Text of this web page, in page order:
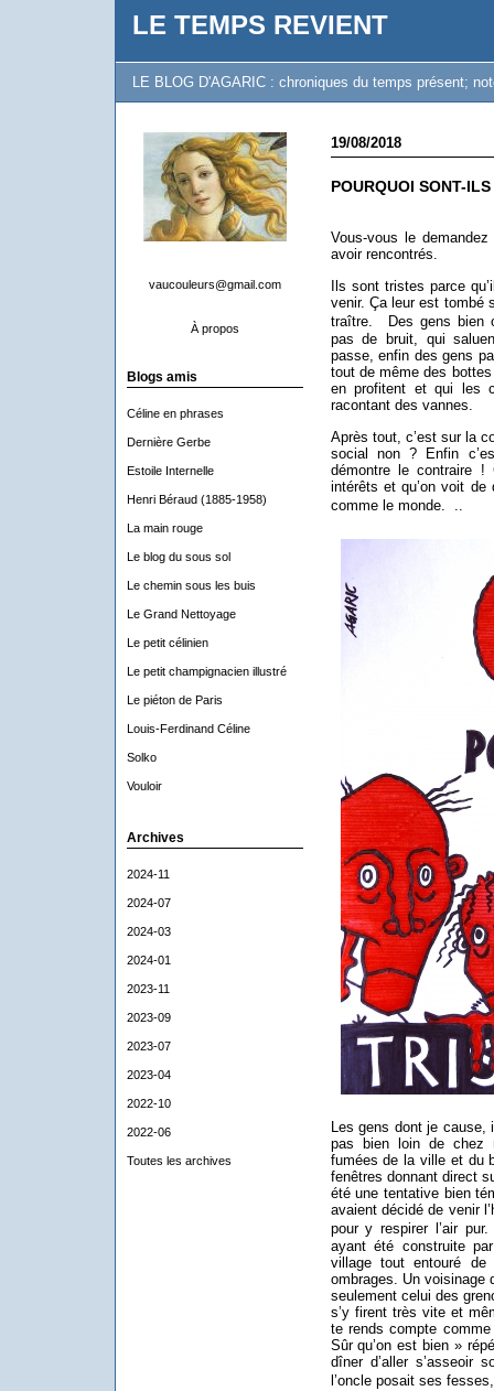
LE TEMPS REVIENT
LE BLOG D'AGARIC : chroniques du temps présent;
vaucouleurs@gmail.com
À propos
Blogs amis
Céline en phrases
Dernière Gerbe
Estoile Internelle
Henri Béraud (1885-1958)
La main rouge
Le blog du sous sol
Le chemin sous les buis
Le Grand Nettoyage
Le petit célinien
Le petit champignacien illustré
Le piéton de Paris
Louis-Ferdinand Céline
Solko
Vouloir
Archives
2024-11
2024-07
2024-03
2024-01
2023-11
2023-09
2023-07
2023-04
2022-10
2022-06
Toutes les archives
19/08/2018
POURQUOI SONT-
Vous-vous le
avoir rencontrés.
Ils sont tristes parce
venir. Ça leur est tombé
traître. Des gens bien
pas de bruit, qui
passe, enfin des gens
tout de même des
en profitent et qui les
racontant des vannes.
Après tout, c’est sur la
social non ? Enfin
démontre le contraire !
intérêts et qu’on voit de
comme le monde. ..
Les gens dont je cause,
pas bien loin de chez
fumées de la ville et du
fenêtres donnant direct
été une tentative bien
avaient décidé de venir
pour y respirer l’air
ayant été construite
village tout entouré
ombrages. Un voisinage
seulement celui des
s’y firent très vite et
te rends compte
Sûr qu’on est bien »
dîner d’aller s’asseoir
l’oncle posait ses